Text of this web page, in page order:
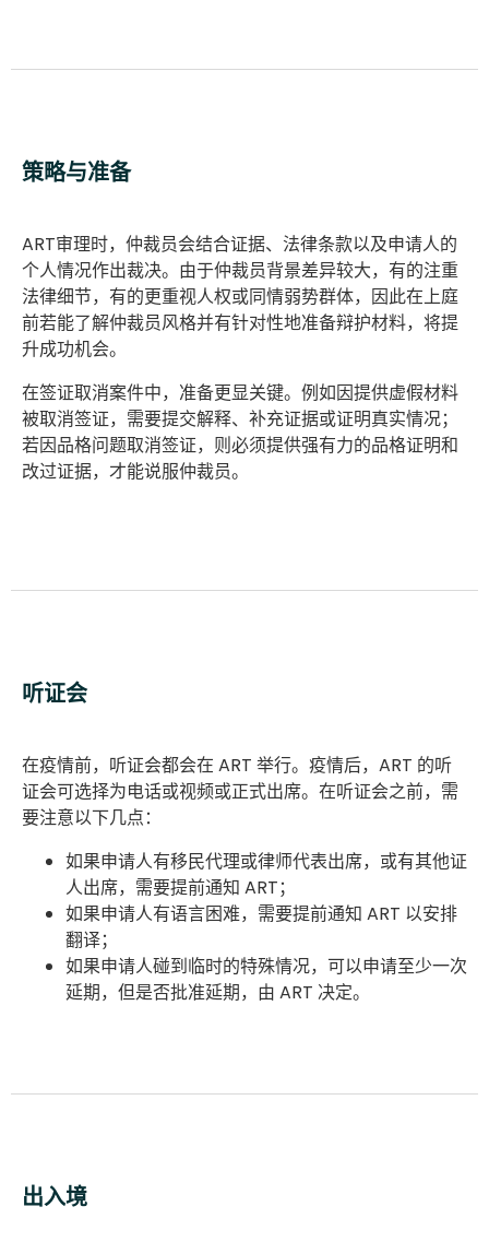
策略与准备
ART审理时，仲裁员会结合证据、法律条款以及申请人的
个人情况作出裁决。由于仲裁员背景差异较大，有的注重
法律细节，有的更重视人权或同情弱势群体，因此在上庭
前若能了解仲裁员风格并有针对性地准备辩护材料，将提
升成功机会。
在签证取消案件中，准备更显关键。例如因提供虚假材料
被取消签证，需要提交解释、补充证据或证明真实情况；
若因品格问题取消签证，则必须提供强有力的品格证明和
改过证据，才能说服仲裁员。
听证会
在疫情前，听证会都会在 ART 举行。疫情后，ART 的听
证会可选择为电话或视频或正式出席。在听证会之前，需
要注意以下几点：
如果申请人有移民代理或律师代表出席，或有其他证
人出席，需要提前通知 ART；
如果申请人有语言困难，需要提前通知 ART 以安排
翻译；
如果申请人碰到临时的特殊情况，可以申请至少一次
延期，但是否批准延期，由 ART 决定。
出入境